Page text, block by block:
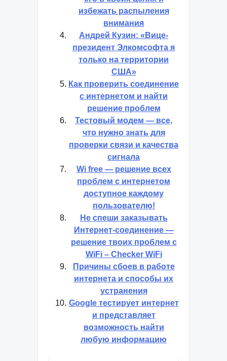
избежать распыления
внимания
Андрей Кузин: «Вице-
президент Элкомсофта я
только на территории
США»
Как проверить соединение
с интернетом и найти
решение проблем
Тестовый модем — все,
что нужно знать для
проверки связи и качества
сигнала
Wi free — решение всех
проблем с интернетом
доступное каждому
пользователю!
Не спеши заказывать
Интернет-соединение —
решение твоих проблем с
WiFi – Checker WiFi
Причины сбоев в работе
интернета и способы их
устранения
Google тестирует интернет
и представляет
возможность найти
любую информацию